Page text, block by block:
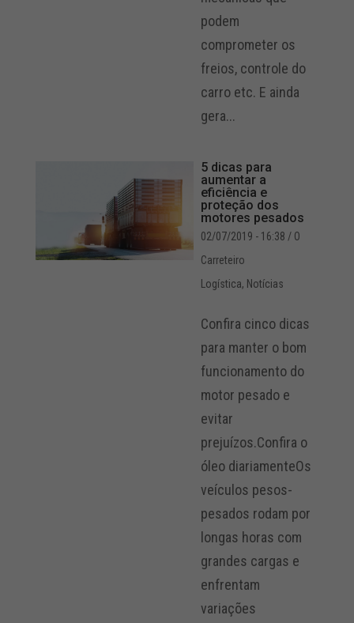
podem
comprometer os
freios, controle do
carro etc. E ainda
gera...
5 dicas para
aumentar a
eficiência e
proteção dos
motores pesados
02/07/2019 - 16:38 / O
Carreteiro
Logística, Notícias
Confira cinco dicas
para manter o bom
funcionamento do
motor pesado e
evitar
prejuízos.Confira o
óleo diariamenteOs
veículos pesos-
pesados rodam por
longas horas com
grandes cargas e
enfrentam
variações